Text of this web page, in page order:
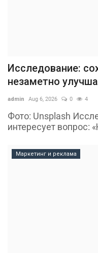
Исследование:
незаметно
admin Aug 6, 2026 0 4
Фото: Unsplash
интересует вопрос:
Маркетинг и реклама